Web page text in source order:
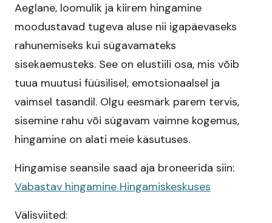
Aeglane, loomulik ja kiirem hingamine
moodustavad tugeva aluse nii igapäevaseks
rahunemiseks kui sügavamateks
sisekaemusteks. See on elustiili osa, mis võib
tuua muutusi füüsilisel, emotsionaalsel ja
vaimsel tasandil. Olgu eesmärk parem tervis,
sisemine rahu või sügavam vaimne kogemus,
hingamine on alati meie käsutuses.
Hingamise seansile saad aja broneerida siin:
Vabastav hingamine Hingamiskeskuses
Välisviited: